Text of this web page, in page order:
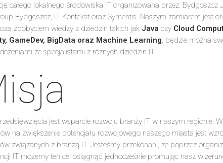
całego lokalnego środowiska IT organizowana przez: Bydgoszcz
Bydgoszcz, IT Kontekst oraz Symentis. Naszym zamiarem jest
zdobyciem wiedzy z dziedzin takich jak Java czy Cloud
GameDev, BigData oraz Machine Learning, będzie można
ze specjalistami z różnych dziedzin IT.
jest wsparcie rozwoju branży IT w naszym regionie.
na zwiększenie potencjału rozwojowego naszego miasta jest
związanych z branżą IT. Jesteśmy przekonani, że poprzez
IT możemy ten cel osiągnąć jednocześnie promując nasz